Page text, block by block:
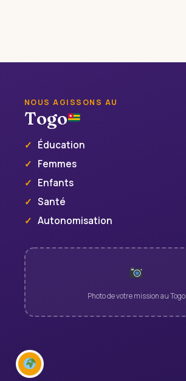
NOUS AGISSONS AU
Togo
Éducation
Femmes
Enfants
Santé
Autonomisation
Photo de votre mission au Togo